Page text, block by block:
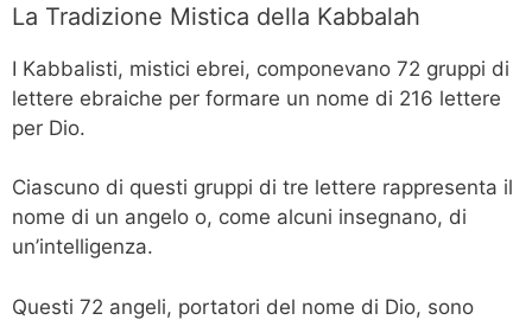
La Tradizione Mistica della Kabbalah
I Kabbalisti, mistici ebrei, componevano 72 gruppi di
lettere ebraiche per formare un nome di 216 lettere
per Dio.
Ciascuno di questi gruppi di tre lettere rappresenta il
nome di un angelo o, come alcuni insegnano, di
un’intelligenza.
Questi 72 angeli, portatori del nome di Dio, sono